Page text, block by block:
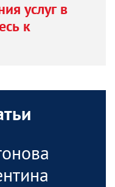
услуг в
к